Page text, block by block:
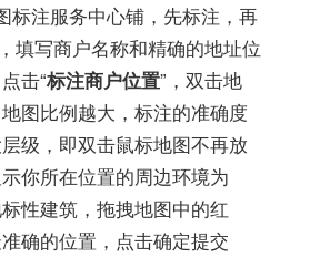
标注服务中心铺，先标注，再
填写商户名称和精确的地址位
击“标注商户位置”，双击地
图比例越大，标注的准确度
级，即双击鼠标地图不再放
你所在位置的周边环境为
性建筑，拖拽地图中的红
确的位置，点击确定提交